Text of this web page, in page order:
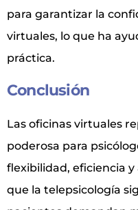
para garantizar la
virtuales, lo que ha
práctica.
Conclusión
Las oficinas virtuales
poderosa para
flexibilidad, eficiencia
que la telepsicología